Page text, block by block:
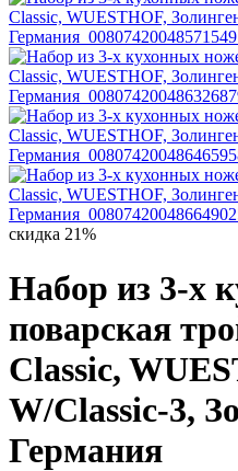
скидка 21%
Набор из 3-х
поварская
Classic,
W/Classic-3,
Германия